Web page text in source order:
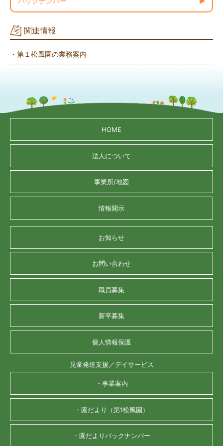
関連情報
・第１松風園の業務案内
HOME
法人について
事業所/地図
情報開示
お知らせ
お問い合わせ
職員募集
新卒募集
個人情報保護
児童発達支援／デイサービス
・事業案内
・園だより（第1松風園）
・園だよりバックナンバー